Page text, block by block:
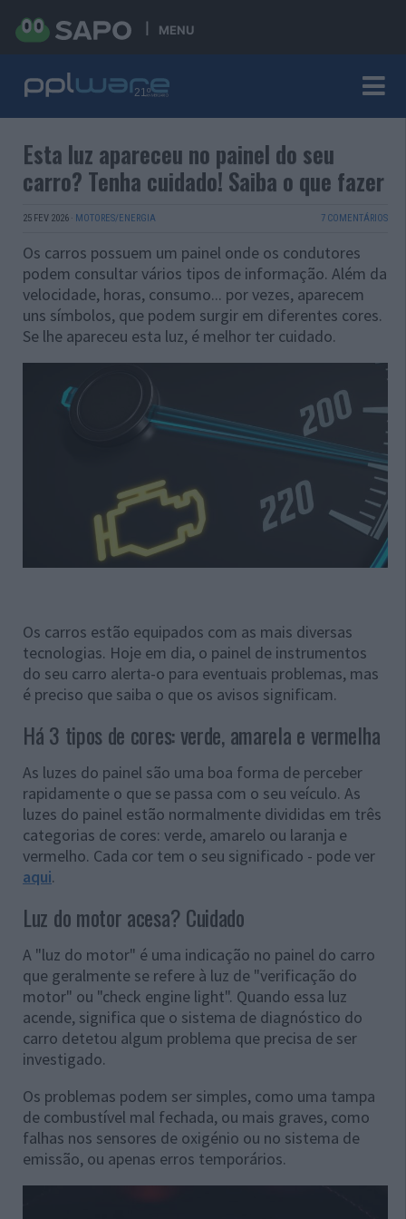
MENU
Esta luz apareceu no painel do seu
carro? Tenha cuidado! Saiba o que fazer
25 FEV 2026 · MOTORES/ENERGIA 7 COMENTÁRIOS
Os carros possuem um painel onde os condutores
podem consultar vários tipos de informação. Além da
velocidade, horas, consumo... por vezes, aparecem
uns símbolos, que podem surgir em diferentes cores.
Se lhe apareceu esta luz, é melhor ter cuidado.
Os carros estão equipados com as mais diversas
tecnologias. Hoje em dia, o painel de instrumentos
do seu carro alerta-o para eventuais problemas, mas
é preciso que saiba o que os avisos significam.
Há 3 tipos de cores: verde, amarela e vermelha
As luzes do painel são uma boa forma de perceber
rapidamente o que se passa com o seu veículo. As
luzes do painel estão normalmente divididas em três
categorias de cores: verde, amarelo ou laranja e
vermelho. Cada cor tem o seu significado - pode ver
aqui.
Luz do motor acesa? Cuidado
A "luz do motor" é uma indicação no painel do carro
que geralmente se refere à luz de "verificação do
motor" ou "check engine light". Quando essa luz
acende, significa que o sistema de diagnóstico do
carro detetou algum problema que precisa de ser
investigado.
Os problemas podem ser simples, como uma tampa
de combustível mal fechada, ou mais graves, como
falhas nos sensores de oxigénio ou no sistema de
emissão, ou apenas erros temporários.